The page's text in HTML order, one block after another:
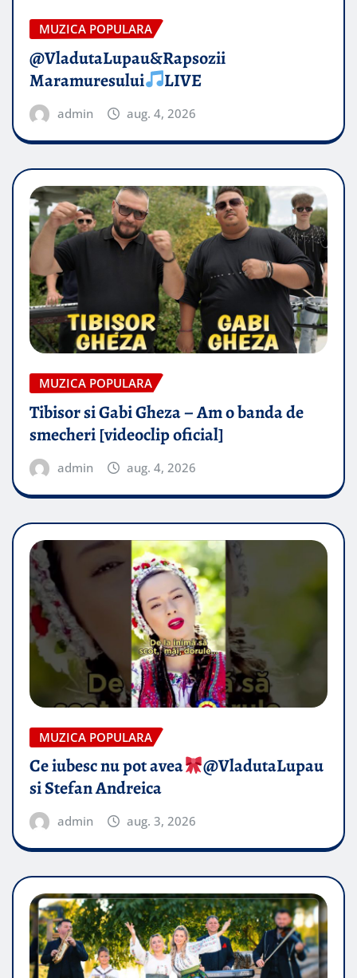
MUZICA POPULARA
@VladutaLupau&Rapsozii
Maramuresului
LIVE
admin aug. 4, 2026
MUZICA POPULARA
Tibisor si Gabi Gheza – Am o banda de
smecheri [videoclip oficial]
admin aug. 4, 2026
MUZICA POPULARA
Ce iubesc nu pot avea
​@VladutaLupau
si Stefan Andreica
admin aug. 3, 2026